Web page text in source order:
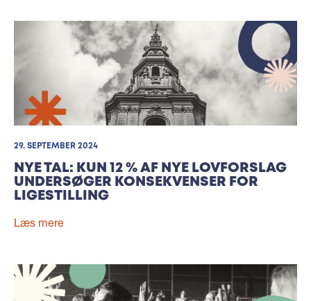
29. SEPTEMBER 2024
NYE TAL: KUN 12 % AF NYE LOVFORSLAG
UNDERSØGER KONSEKVENSER FOR
LIGESTILLING
Læs mere